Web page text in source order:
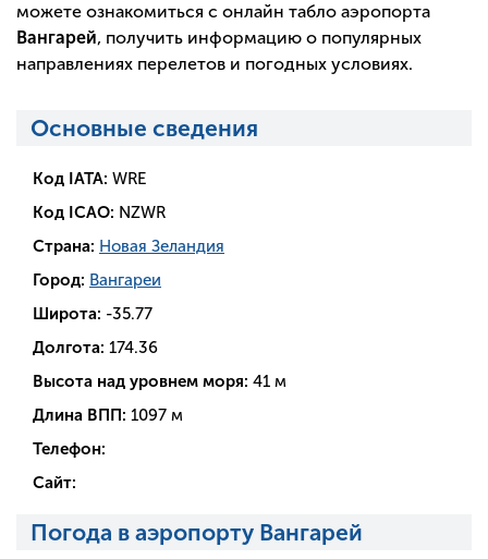
можете ознакомиться с онлайн табло аэропорта
Вангарей, получить информацию о популярных
направлениях перелетов и погодных условиях.
Основные сведения
Код IATA: WRE
Код ICAO: NZWR
Страна: Новая Зеландия
Город: Вангареи
Широта: -35.77
Долгота: 174.36
Высота над уровнем моря: 41 м
Длина ВПП: 1097 м
Телефон:
Сайт:
Погода в аэропорту Вангарей